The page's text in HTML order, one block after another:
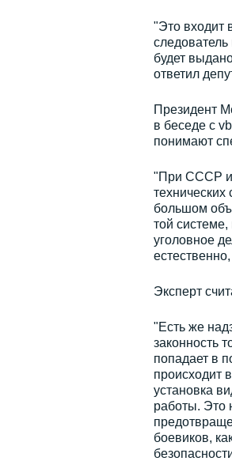
"Это входит
будет
ответил
Президент
в беседе с
понимают
"При СССР и
большом
той
уголовное
Эксперт
"Есть же
законность
попадает в
происходит
установка
работы. Это
боевиков,